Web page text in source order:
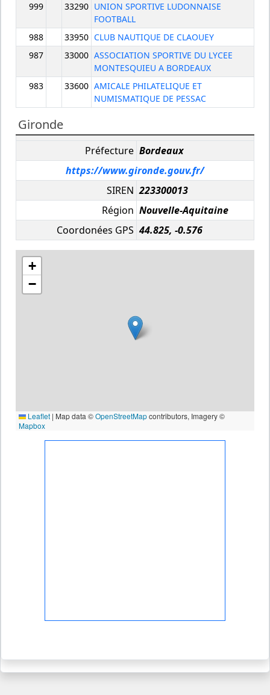
999
33290 UNION SPORTIVE LUDONNAISE
FOOTBALL
988
33950 CLUB NAUTIQUE DE CLAOUEY
987
33000 ASSOCIATION SPORTIVE DU LYCEE
MONTESQUIEU A BORDEAUX
983
33600 AMICALE PHILATELIQUE ET
NUMISMATIQUE DE PESSAC
Gironde
Préfecture Bordeaux
https://www.gironde.gouv.fr/
SIREN 223300013
Région Nouvelle-Aquitaine
Coordonées GPS 44.825, -0.576
+
−
Leaflet | Map data ©OpenStreetMapcontributors, Imagery ©
Mapbox